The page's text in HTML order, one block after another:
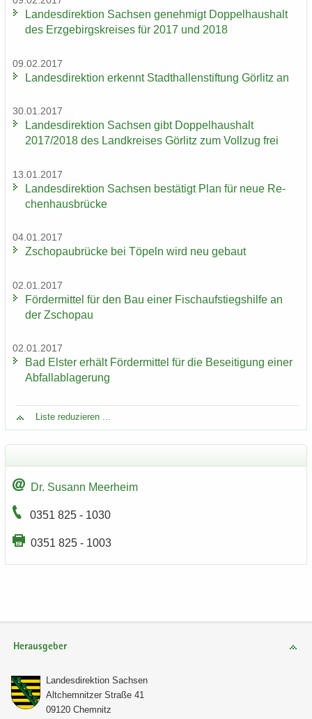
Lan­des­di­rek­ti­on Sach­sen ge­neh­migt Dop­pel­haus­halt
des Erz­ge­birgs­krei­ses für 2017 und 2018
09.02.2017
Lan­des­di­rek­ti­on er­kennt Stadt­hal­len­stif­tung Gör­litz an
30.01.2017
Lan­des­di­rek­ti­on Sach­sen gibt Dop­pel­haus­halt
2017/2018 des Land­krei­ses Gör­litz zum Voll­zug frei
13.01.2017
Lan­des­di­rek­ti­on Sach­sen be­stä­tigt Plan für neue Re­
chen­haus­brü­cke
04.01.2017
Zscho­pau­brü­cke bei Tö­peln wird neu ge­baut
02.01.2017
För­der­mit­tel für den Bau einer Fisch­auf­stiegs­hil­fe an
der Zscho­pau
02.01.2017
Bad Els­ter er­hält För­der­mit­tel für die Be­sei­ti­gung einer
Ab­fall­ab­la­ge­rung
Liste re­du­zie­ren ...
Dr. Su­sann Meer­heim
0351 825 - 1030
0351 825 - 1003
Herausgeber
Lan­des­di­rek­ti­on Sach­sen
Alt­chem­nit­zer Stra­ße 41
09120 Chem­nitz